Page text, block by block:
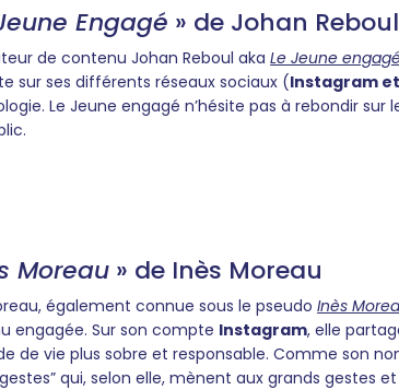
Engagé » de Johan Reboul
de contenu Johan Reboul akaLe Jeune
sur ses différents réseaux sociaux (Instagram
Le Jeune engagé n’hésite pas à rebondir
Moreau » de Inès Moreau
également connue sous le pseudoInès
engagée. Sur son compte Instagram, elle
de vie plus sobre et responsable. Comme son
qui, selon elle, mènent aux grands gestes